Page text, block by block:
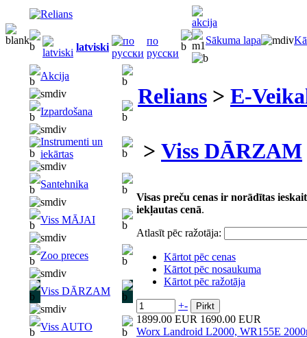
latviski
по
русски
Sākuma lapa
Akcija
Izpardošana
Instrumenti un
iekārtas
Santehnika
Viss MĀJAI
Zoo preces
Viss DĀRZAM
Viss AUTO
Relians > E-
> Viss DĀRZAM
Visas preču cenas ir norādītas
iekļautas cenā.
Atlasīt pēc ražotāja:
Kārtot pēc cenas
Kārtot pēc nosaukuma
Kārtot pēc ražotāja
+-
1899.00 EUR 1690.00 EUR
Worx Landroid L2000, WR155E